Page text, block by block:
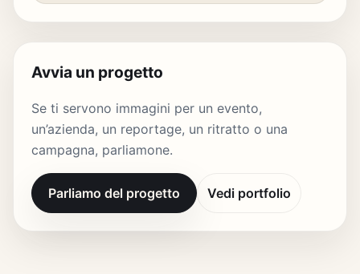
Avvia un progetto
Se ti servono immagini per un evento,
un’azienda, un reportage, un ritratto o una
campagna, parliamone.
Parliamo del progetto Vedi portfolio